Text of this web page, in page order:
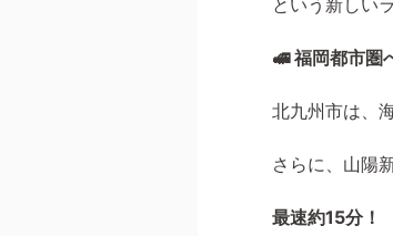
🚅 福岡都市圏
北九州市は、
さらに、山陽
最速約15分！